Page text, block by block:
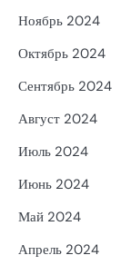
Ноябрь 2024
Октябрь 2024
Сентябрь 2024
Август 2024
Июль 2024
Июнь 2024
Май 2024
Апрель 2024